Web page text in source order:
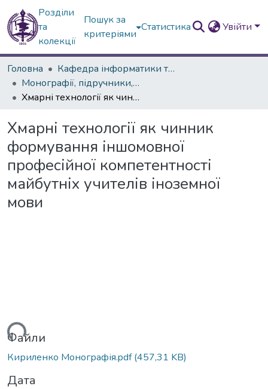
Розділи
та
колекції
Пошук за
критеріями
Статистика Увійти
Головна
Кафедра інформатики та інформаційних технологій в освіті
Монографії, підручники, навчальні посібники, словники, довідники
Хмарні технології як чинник формування іншомовної професійної компетентності майбутніх учителів іноземної мови
Хмарні технології як чинник
формування іншомовної
професійної компетентності
майбутніх учителів іноземної
мови
Файли
Кириленко Монографія.pdf(457,31 KB)
Дата